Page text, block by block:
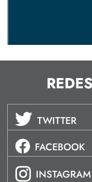
TWITTER
FACEBOOK
INSTAGRAM